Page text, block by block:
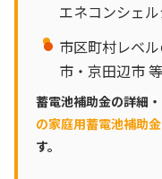
エネコンシェル
市区町村レベ
市・京田辺市
蓄電池補助金の詳細
の家庭用蓄電池補助
す。